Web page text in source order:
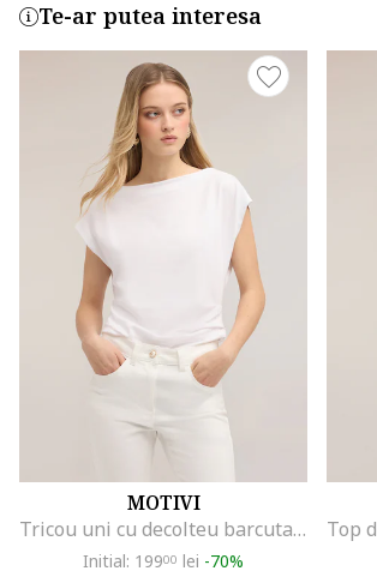
Te-ar putea interesa
MOTIVI
Tricou uni cu decolteu barcuta, Alb optic
Initial: 19900 lei -70%